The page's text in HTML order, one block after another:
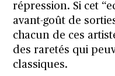
répression. Si cet
avant-goût de
chacun de ces
des raretés qui
classiques.